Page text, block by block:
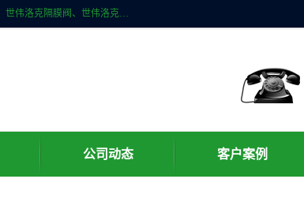
上海牧冶阀门有限公司是国内专业的世伟洛克（Swagelok）直接供应商咨询蔡工，主营世伟洛克球阀、世伟洛克针型阀、世伟洛克隔膜阀、世伟洛克旋塞阀、世伟洛克单向阀、世伟洛克接头、世伟洛克快速接头、世伟洛克卡套管、世伟洛克弯管器、世伟洛克工具等。
公司动态 客户案例